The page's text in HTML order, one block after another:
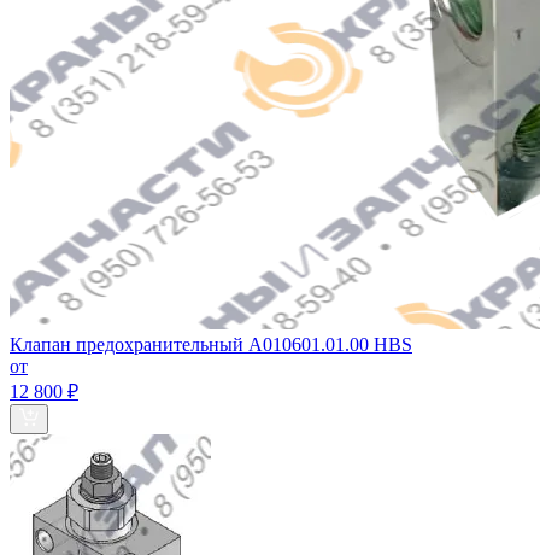
Клапан предохранительный A010601.01.00 HBS
от
12 800 ₽